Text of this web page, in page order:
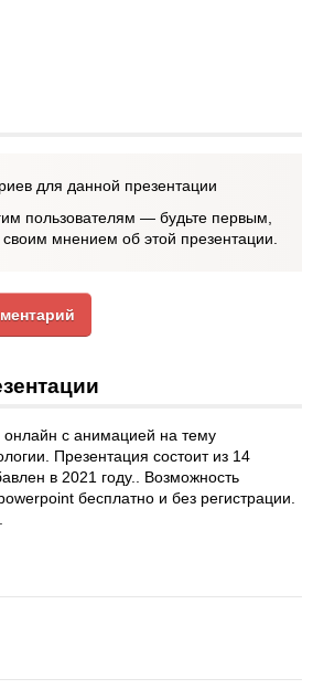
для данной презентации
пользователям — будьте первым,
своим мнением об этой презентации.
с анимацией на тему
Презентация состоит из 14
в 2021 году.. Возможность
бесплатно и без регистрации.